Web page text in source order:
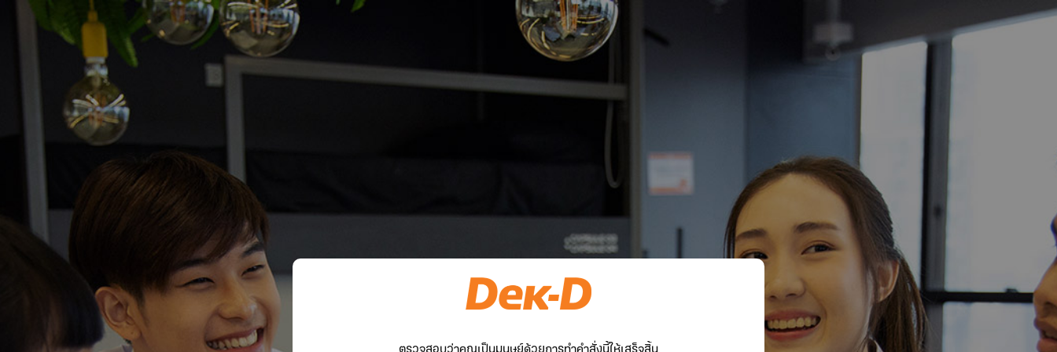
ตรวจสอบว่าคุณเป็นมนุษย์ด้วยการทำคำสั่งนี้ให้เสร็จสิ้น